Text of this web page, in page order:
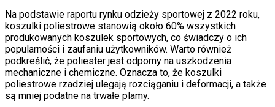
Na podstawie raportu rynku odzieży sportowej z 2022 roku,
koszulki poliestrowe stanowią około 60% wszystkich
produkowanych koszulek sportowych, co świadczy o ich
popularności i zaufaniu użytkowników. Warto również
podkreślić, że poliester jest odporny na uszkodzenia
mechaniczne i chemiczne. Oznacza to, że koszulki
poliestrowe rzadziej ulegają rozciąganiu i deformacji, a także
są mniej podatne na trwałe plamy.